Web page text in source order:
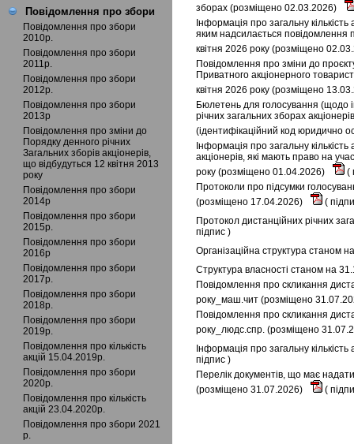
Повідомлення про збори
Повідомлення про збори
2010р.
Повідомлення про збори
2011р.
Повідомлення про збори
2012р.
Повідомлення про збори
2013р
Повідомлення про зміни до
Порядку денного річних
Загальних зборів акціонерів,
що відбудуться 12 квітня 2013
року
Повідомлення про збори
2014р
Повідомлення про збори
2015р.
Повідомлення про збори
2016р
Повідомлення про збори
2017р.
Повідомлення про збори
2018р.
Повідомлення про збори
2019р.
Повідомлення про кількість
акцій 15.04.2019р.
Повідомлення про збори
2020р.
Повідомлення про кількість
акцій 23.04.2020р.
Повідомлення про збори 2021
р.
зборах (розміщено 02.03.2026)
Інформація про загальну
яким надсилається повідомлення
квітня 2026 року (розміщено
Повідомлення про зміни до
Приватного акціонерного
квітня 2026 року (розміщено
Бюлетень для голосування (щодо
річних загальних зборах
(ідентифікаційний код юридично
Інформація про загальну
акціонерів, які мають право на
року (розміщено 01.04.2026)
(
Протоколи про підсумки
(розміщено 17.04.2026)
(
Протокол дистанційних річних
підпис )
Організаційна структура станом
Структура власності станом на
Повідомлення про скликання
року_маш.чит (розміщено
Повідомлення про скликання
року_людс.спр. (розміщено
Інформація про загальну
підпис )
Перелік документів, що має
(розміщено 31.07.2026)
(